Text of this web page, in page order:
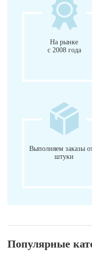
На рынке
с 2008 года
Выполняем заказы
штуки
Популярные